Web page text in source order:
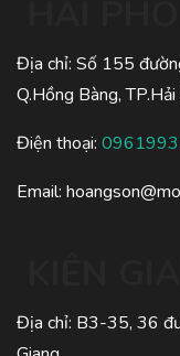
Địa chỉ: Số 155
Q.Hồng Bàng,
Điện thoại:
Email:
Địa chỉ: B3-35, 36